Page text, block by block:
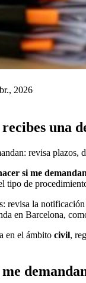
2026
una
revisa plazos,
si me demandan
tipo de
revisa la
en Barcelona,
en el ámbito civil,